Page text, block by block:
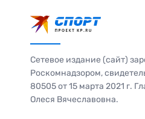
Сетевое издание (сайт)
Роскомнадзором,
80505 от 15 марта 2021 г.
Олеся Вячеславовна.